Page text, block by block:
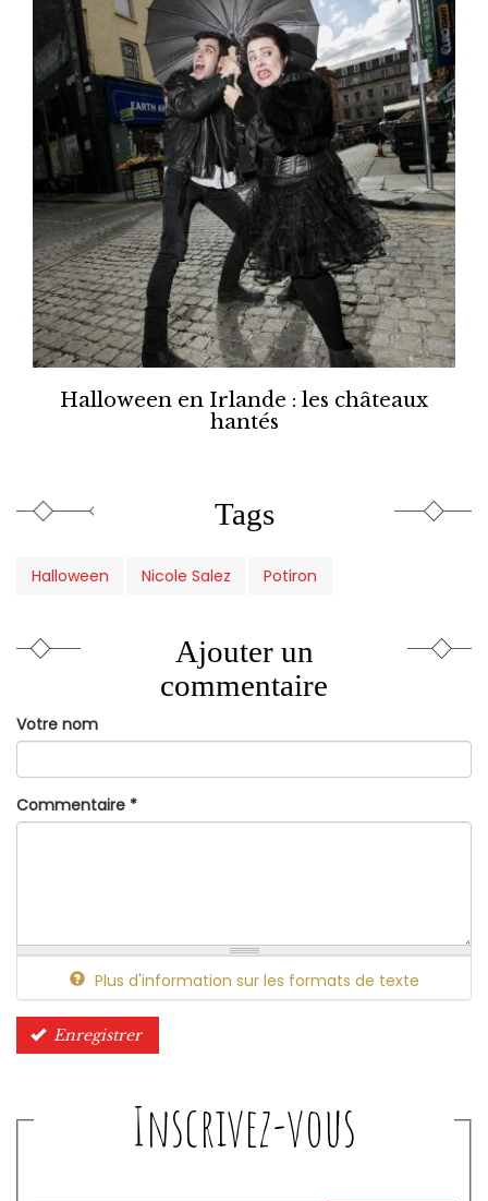
Halloween en Irlande : les châteaux
hantés
Tags
Halloween Nicole Salez Potiron
Ajouter un
commentaire
Votre nom
Commentaire *
Plus d'information sur les formats de texte
Enregistrer
Inscrivez-vous